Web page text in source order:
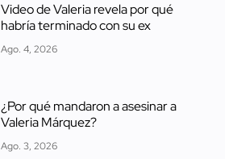
Video de Valeria revela por qué
habría terminado con su ex
Ago. 4, 2026
¿Por qué mandaron a asesinar a
Valeria Márquez?
Ago. 3, 2026